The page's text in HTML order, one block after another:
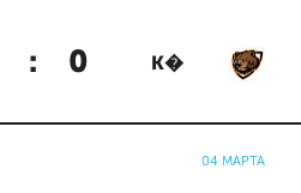
: 0 К�
04 МАРТА